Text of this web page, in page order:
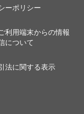
ーポリシー
利用端末からの情報
について
法に関する表示